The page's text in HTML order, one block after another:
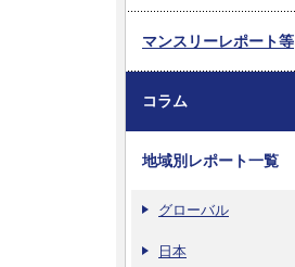
マンスリーレポート等
コラム
地域別レポート一覧
グローバル
日本